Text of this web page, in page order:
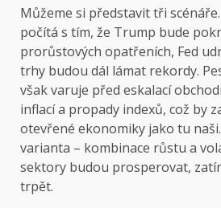
Můžeme si představit tři
počítá s tím, že Trump bude
prorůstových opatřeních, Fed
trhy budou dál lámat rekordy.
však varuje před eskalací
inflací a propady indexů, což by
otevřené ekonomiky jako tu
varianta – kombinace růstu a
sektory budou prosperovat,
trpět.